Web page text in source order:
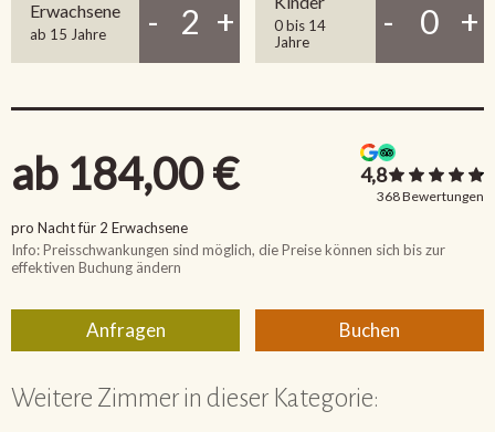
Weitere Zimmer in dieser Kategorie: